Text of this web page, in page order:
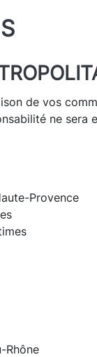
de vos
ne sera
Provence
Rhône